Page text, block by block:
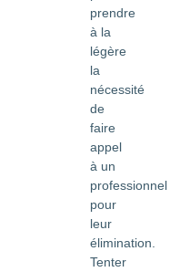
prendre
à la
légère
la
nécessité
de
faire
appel
à un
professionnel
pour
leur
élimination.
Tenter